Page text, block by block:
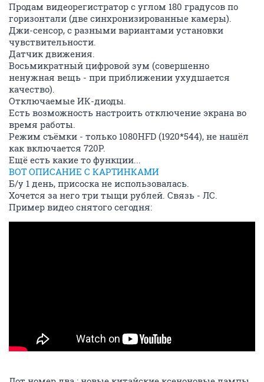
Продам видеорегистратор с углом 180 градусов по
горизонтали (две синхронизированные камеры).
Джи-сенсор, с разными вариантами установки
чувствительности.
Датчик движения.
Восьмикратный цифровой зум (совершенно
ненужная вещь - при приближении ухудшается
качество).
Отключаемые ИК-диоды.
Есть возможность настроить отключение экрана во
время работы.
Режим съёмки - только 1080HFD (1920*544), не нашёл
как включается 720P.
Ещё есть какие то функции...
ВОТ ОПИСАНИЕ С КАРТИНКАМИ
Б/у 1 день, присоска не использовалась.
Хочется за него три тыщи рублей. Связь - ЛС.
Пример видео снятого сегодня: